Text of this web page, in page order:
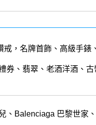
戒，名牌首飾、高級手錶
券、翡翠、老酒洋酒、古
、Balenciaga 巴黎世家